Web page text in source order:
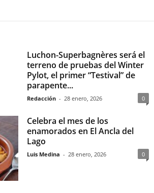
Luchon-Superbagnères será el
terreno de pruebas del Winter
Pylot, el primer “Testival” de
parapente...
Redacción - 28 enero, 2026 0
Celebra el mes de los
enamorados en El Ancla del
Lago
Luis Medina - 28 enero, 2026 0